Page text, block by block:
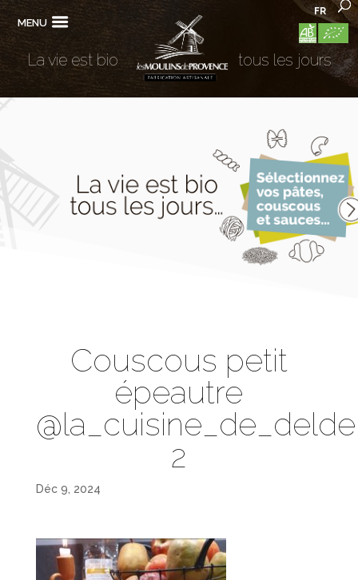
MENU
FR
La vie est bio tous les jours
Couscous petit
épeautre
2
Déc 9, 2024